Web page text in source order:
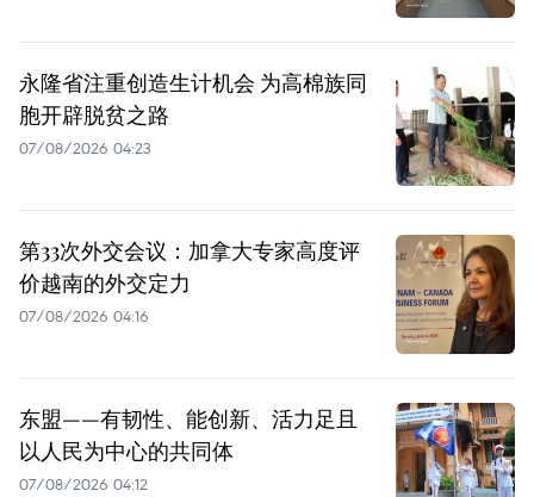
永隆省注重创造生计机会 为高棉族同
胞开辟脱贫之路
07/08/2026 04:23
第33次外交会议：加拿大专家高度评
价越南的外交定力
07/08/2026 04:16
东盟——有韧性、能创新、活力足且
以人民为中心的共同体
07/08/2026 04:12